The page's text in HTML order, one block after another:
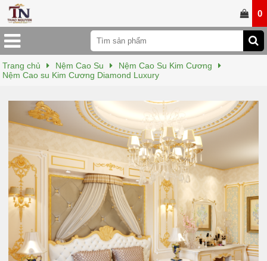
0
Trang chủ Nệm Cao Su
Nệm Cao Su Kim Cương
Nệm Cao su Kim Cương Diamond Luxury